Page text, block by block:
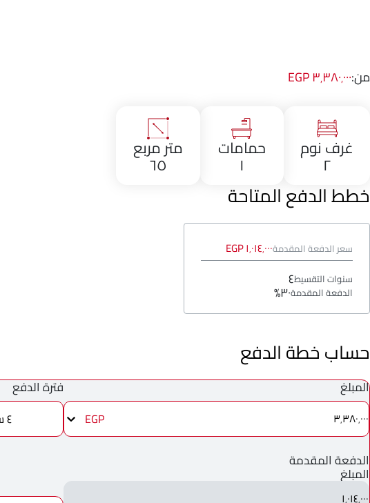
من:٣٬٣٨٠٬٠٠٠ EGP
غرف نوم
٢
حمامات
١
متر مربع
٦٥
خطط الدفع المتاحة
سعر الدفعة المقدمة١٬٠١٤٬٠٠٠ EGP
سنوات التقسيط٤
الدفعة المقدمة٣٠%
حساب خطة الدفع
المبلغ
٣٬٣٨٠٬٠٠٠ EGP
فترة الدفع
٤ سنوات
الدفعة المقدمة
المبلغ
١٬٠١٤٬٠٠٠